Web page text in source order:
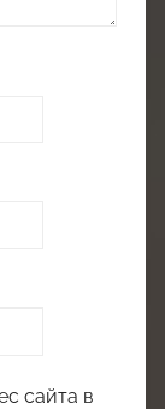
сайта в